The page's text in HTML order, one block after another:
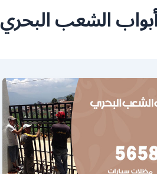
الشعب البحري